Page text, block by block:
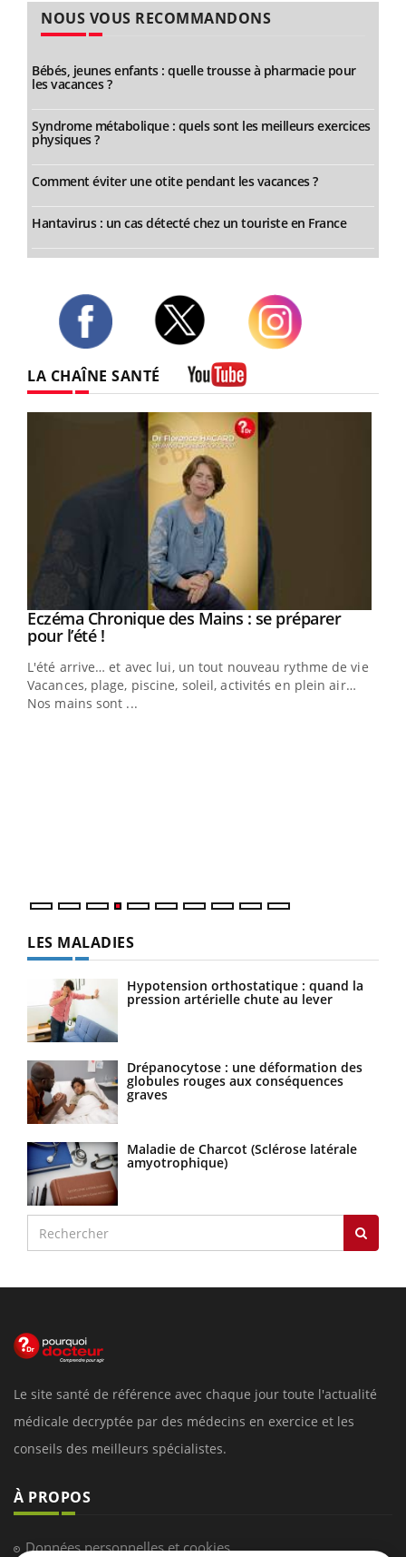
NOUS VOUS RECOMMANDONS
Bébés, jeunes enfants : quelle trousse à pharmacie pour
les vacances ?
Syndrome métabolique : quels sont les meilleurs exercices
physiques ?
Comment éviter une otite pendant les vacances ?
Hantavirus : un cas détecté chez un touriste en France
LA CHAÎNE SANTÉ
Youtube
Eczéma Chronique des Mains : se préparer
pour l’été !Youtube
L'été arrive… et avec lui, un tout nouveau rythme de vie !
Vacances, plage, piscine, soleil, activités en plein air…
Nos mains sont ...
LES MALADIES
Hypotension orthostatique : quand la
pression artérielle chute au lever
Drépanocytose : une déformation des
globules rouges aux conséquences
graves
Maladie de Charcot (Sclérose latérale
amyotrophique)
Le site santé de référence avec chaque jour toute l'actualité
médicale decryptée par des médecins en exercice et les
conseils des meilleurs spécialistes.
À PROPOS
Données personnelles et cookies